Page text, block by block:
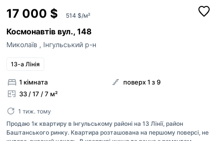
17 000 $ 514 $/м²
Космонавтів вул., 148
Миколаїв , Інгульський р-н
13-а Лінія
1 кімната
33 / 17 / 7 м²
поверх 1 з 9
1 тиж. тому
Продаю 1к квартиру в Інгульському районі на 13 Лінії, район
Баштанського ринку. Квартира розташована на першому поверсі, не